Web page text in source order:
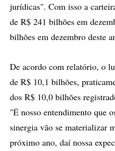
jurídicas". Com isso a
de R$ 241 bilhões em
bilhões em dezembro deste
De acordo com relatório, o
de R$ 10,1 bilhões,
dos R$ 10,0 bilhões
"É nosso entendimento que
sinergia vão se materializar
próximo ano, daí nossa